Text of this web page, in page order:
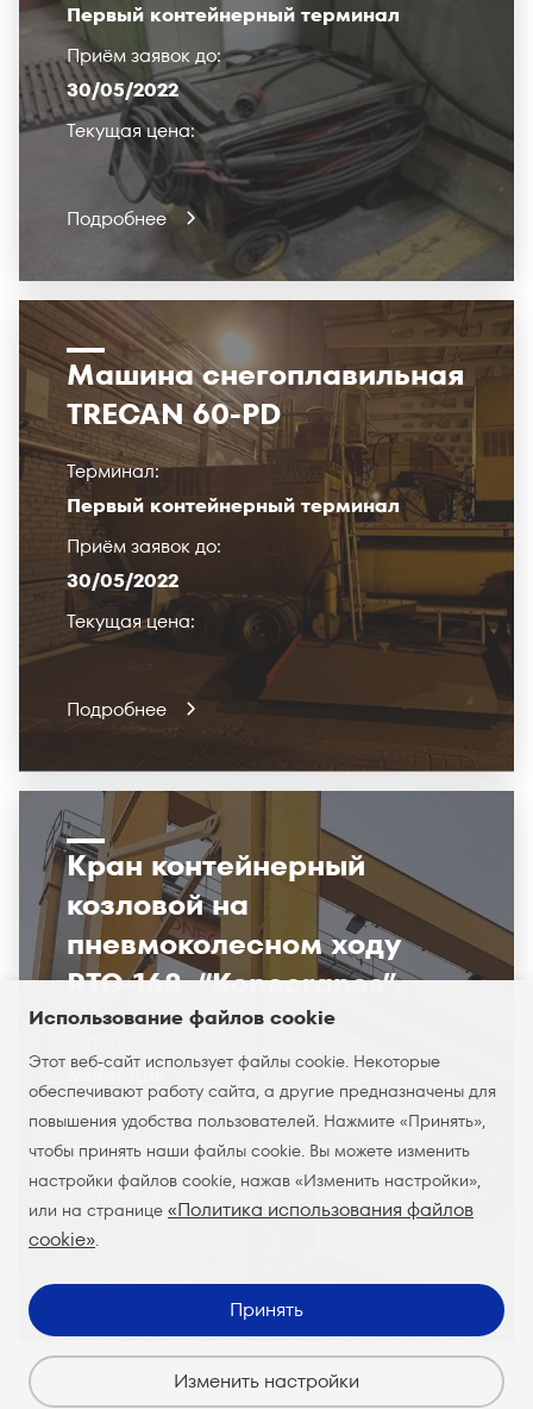
Первый контейнерный терминал
Приём заявок до:
30/05/2022
Текущая цена:
Подробнее
Машина снегоплавильная
TRECAN 60-PD
Терминал:
Первый контейнерный терминал
Приём заявок до:
30/05/2022
Текущая цена:
Подробнее
Кран контейнерный
козловой на
пневмоколесном ходу
RTG-168, “Konecranes”.
Моби Дик
Приём заявок до:
30/05/2022
Текущая цена:
Подробнее
Использование файлов cookie
Этот веб-сайт использует файлы cookie. Некоторые
обеспечивают работу сайта, а другие предназначены для
повышения удобства пользователей. Нажмите «Принять»,
чтобы принять наши файлы cookie. Вы можете изменить
настройки файлов cookie, нажав «Изменить настройки»,
или на странице «Политика использования файлов
cookie».
Принять
Изменить настройки